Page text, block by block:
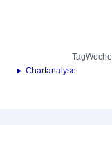
TagWoche
► Chartanalyse